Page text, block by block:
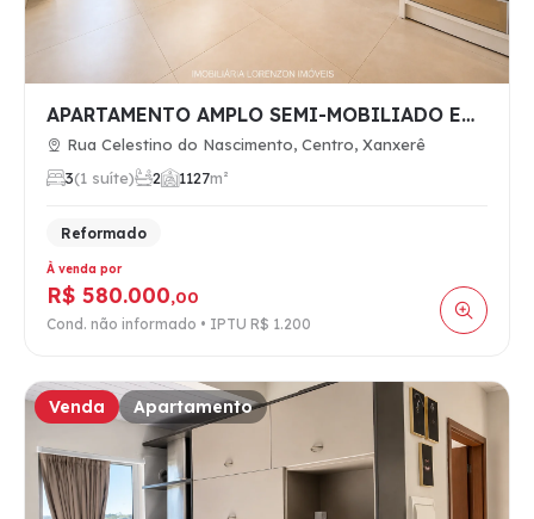
APARTAMENTO AMPLO SEMI-MOBILIADO EM FRENTE AO HOSPITAL SÃO P…
Rua Celestino do Nascimento, Centro, Xanxerê
3(1 suíte) 2 1127m²
Reformado
À venda por
R$ 580.000,00
Cond. não informado • IPTU R$ 1.200
Venda Apartamento